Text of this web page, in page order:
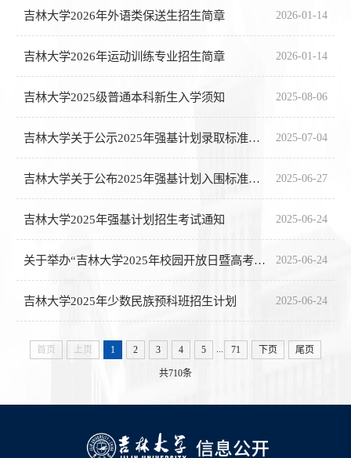
吉林大学2026年外语类保送生招生简章 2026-01-14
吉林大学2026年运动训练专业招生简章 2026-01-14
吉林大学2025级普通本科新生入学须知 2025-08-06
吉林大学关于公示2025年强基计划录取标准的通知 2025-07-04
吉林大学关于公布2025年强基计划入围标准的通知 2025-06-27
吉林大学2025年强基计划招生考试通知 2025-06-24
关于举办“吉林大学2025年校园开放日暨高考招生咨询会”的通知 2025-06-24
吉林大学2025年少数民族预科班招生计划 2025-06-24
首页 上页 1 2 3 4 5 ... 71 下页 尾页
共710条